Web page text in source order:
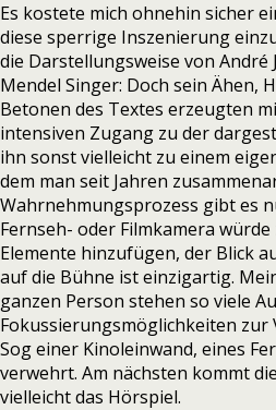
Es kostete mich ohnehin sicher
diese sperrige Inszenierung
die Darstellungsweise von
Mendel Singer: Doch sein Ähen,
Betonen des Textes erzeugten
intensiven Zugang zu der
ihn sonst vielleicht zu einem
dem man seit Jahren
Wahrnehmungsprozess gibt es
Fernseh- oder Filmkamera
Elemente hinzufügen, der Blick
auf die Bühne ist einzigartig.
ganzen Person stehen so viele
Fokussierungsmöglichkeiten
Sog einer Kinoleinwand, eines
verwehrt. Am nächsten kommt
vielleicht das Hörspiel.